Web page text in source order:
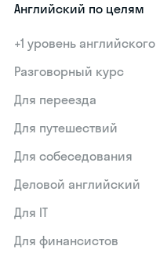
Английский по целям
+1 уровень английского
Разговорный курс
Для переезда
Для путешествий
Для собеседования
Деловой английский
Для IT
Для финансистов